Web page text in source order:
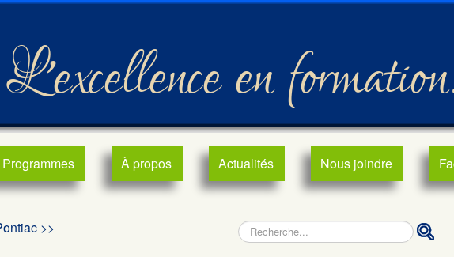
L'excellence en
Programmes À propos Actualités Nous joindre
>> Rechercher